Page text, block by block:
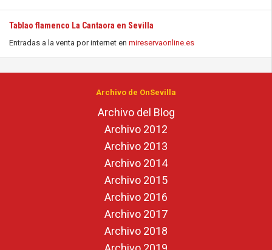
Tablao flamenco La Cantaora en Sevilla
Entradas a la venta por internet en mireservaonline.es
Archivo de OnSevilla
Archivo del Blog
Archivo 2012
Archivo 2013
Archivo 2014
Archivo 2015
Archivo 2016
Archivo 2017
Archivo 2018